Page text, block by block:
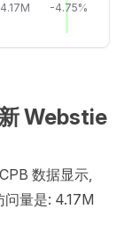
4.17M -4.75%
Webstie
数据显示,
量是: 4.17M